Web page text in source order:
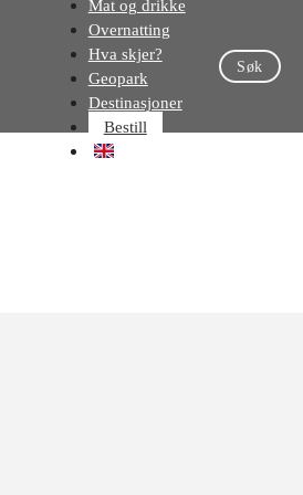
Mat og drikke
Overnatting
Hva skjer?
Geopark
Destinasjoner
Bestill
Søk